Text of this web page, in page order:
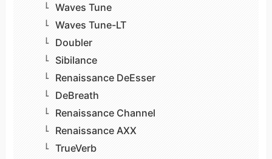
Waves Tune
Waves Tune-LT
Doubler
Sibilance
Renaissance DeEsser
DeBreath
Renaissance Channel
Renaissance AXX
TrueVerb